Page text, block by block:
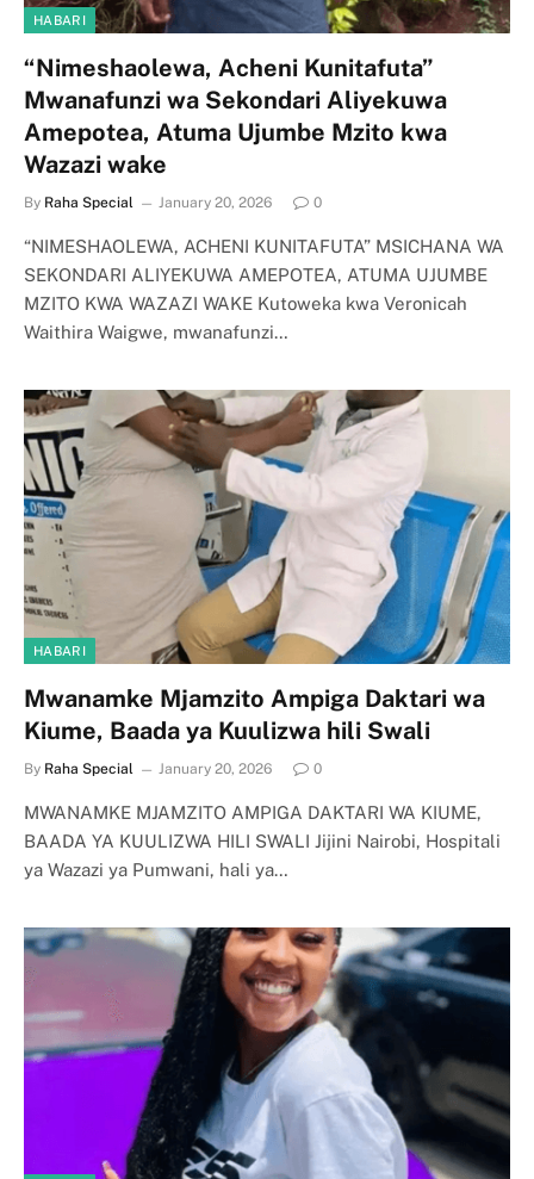
HABARI
“Nimeshaolewa, Acheni Kunitafuta”
Mwanafunzi wa Sekondari Aliyekuwa
Amepotea, Atuma Ujumbe Mzito kwa
Wazazi wake
By Raha Special January 20, 2026 0
“NIMESHAOLEWA, ACHENI KUNITAFUTA” MSICHANA WA
SEKONDARI ALIYEKUWA AMEPOTEA, ATUMA UJUMBE
MZITO KWA WAZAZI WAKE Kutoweka kwa Veronicah
Waithira Waigwe, mwanafunzi…
HABARI
Mwanamke Mjamzito Ampiga Daktari wa
Kiume, Baada ya Kuulizwa hili Swali
By Raha Special January 20, 2026 0
MWANAMKE MJAMZITO AMPIGA DAKTARI WA KIUME,
BAADA YA KUULIZWA HILI SWALI Jijini Nairobi, Hospitali
ya Wazazi ya Pumwani, hali ya…